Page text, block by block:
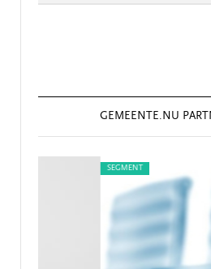
GEMEENTE.NU